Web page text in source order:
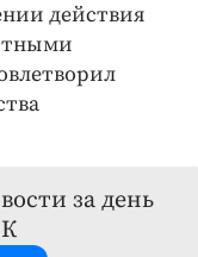
действия
за день